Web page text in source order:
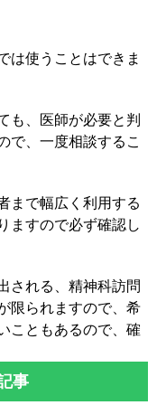
は使うことはできま
も、医師が必要と判
で、一度相談するこ
まで幅広く利用する
ますので必ず確認し
される、精神科訪問
限られますので、希
こともあるので、確
事